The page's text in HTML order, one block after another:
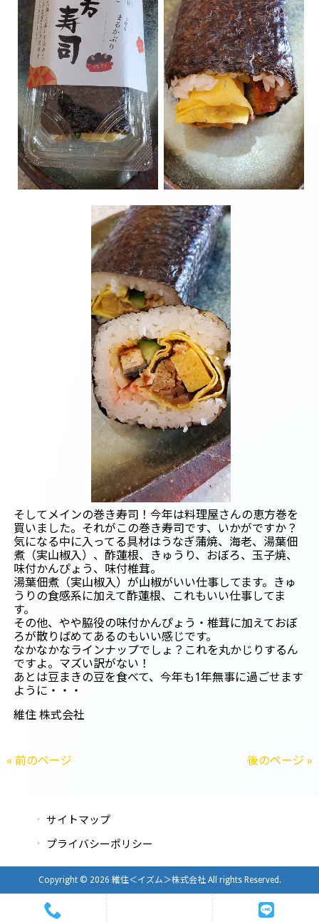
そしてメインの巻き寿司！今年は料理屋さんの恵方巻を
買いました。それがこの巻き寿司です、いかがですか？
気になる中に入ってる具材は うなぎ蒲焼、海老、湯葉佃
煮（実山椒入）、酢蓮根、きゅうり、おぼろ、玉子焼、
味付かんぴょう、味付椎茸。
湯葉佃煮（実山椒入）が山椒がいい仕事してます。きゅ
うりの食感系に加えて酢蓮根、これもいい仕事してま
す。
その他、やや脇役の味付かんぴょう・椎茸に加えておぼ
ろが散りばめてあるのもいい感じです。
なかなかなラインナップでしょ？これを丸かじりするん
ですよ。マズい訳がない！
あとは豆まきの豆を食べて、今年も1年無事に過ごせます
ように・・・
維住 株式会社
« 前のページ 後のページ »
サイトマップ
プライバシーポリシー
Copyright © 2026 維住＜イズム＞株式会社 All rights Reserved.